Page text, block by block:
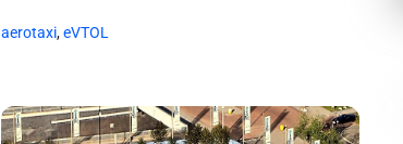
aerotaxi,eVTOL